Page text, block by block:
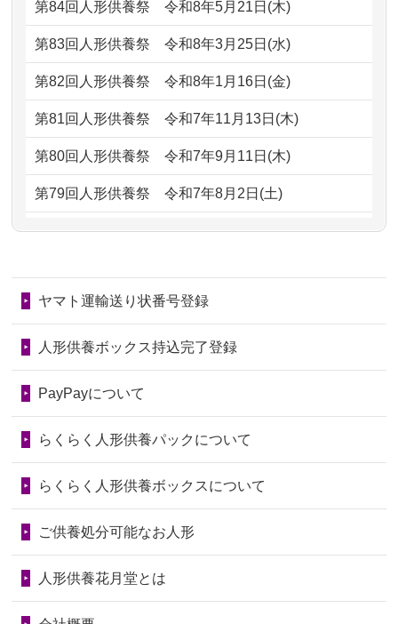
ただけると...
2026/06/30 長年大事にしてきた雛人形です、供養
していただ...
2026/06/29ガラスケースのまま引き取ってくださ
子どもの頃、妹と一緒にお雛様を出し
ました。お...
ので、お願...
2026/06/28以前和人形やぬいぐるみを供養いただ
いたことが...
の回りの物...
2026/06/28人形たちに これまで本当にありがとう
2026/06/24今は亡き両親が孫（私の子供）の初節
句に贈って...
2026/06/23ありがとうね
2024/01/13会社のようですが、きちんと供養して
供養が終わったお人形以外はどうして
るのですか？
しょうか？
2024/01/04ガラスケースは外しても良いですか？
第84回人形供養祭令和8年5月21日(木)
第83回人形供養祭令和8年3月25日(水)
第82回人形供養祭令和8年1月16日(金)
第81回人形供養祭令和7年11月13日(木)
第80回人形供養祭令和7年9月11日(木)
第79回人形供養祭令和7年8月2日(土)
第78回人形供養祭令和7年6月20日(金)
第76回人形供養祭令和7年2月28日(金)
第75回人形供養祭令和7年1月17日(金)
第73回人形供養祭令和6年10月17日(木)
第71回人形供養祭令和6年8月1日(木)
第70回人形供養祭令和6年6月21日(金)
第68回人形供養祭令和6年3月22日(金)
ヤマト運輸送り状番号登録
人形供養ボックス持込完了登録
PayPayについて
らくらく人形供養パックについて
らくらく人形供養ボックスについて
ご供養処分可能なお人形
人形供養花月堂とは